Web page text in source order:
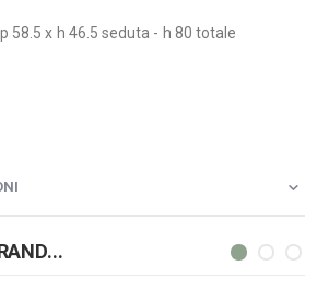
58.5 x h 46.5 seduta - h 80 totale